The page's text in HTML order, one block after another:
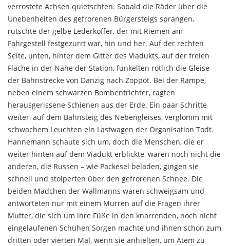
verrostete Achsen quietschten. Sobald die Räder über die
Unebenheiten des gefrorenen Bür­gersteigs sprangen,
rutschte der gelbe Lederkoffer, der mit Riemen am
Fahrgestell festgezurrt war, hin und her. Auf der rechten
Seite, unten, hinter dem Gitter des Viadukts, auf der freien
Fläche in der Nähe der Station, funkelten rötlich die Gleise
der Bahnstrecke von Danzig nach Zoppot. Bei der Rampe,
neben einem schwar­zen Bombentrichter, ragten
herausgerissene Schienen aus der Erde. Ein paar Schritte
weiter, auf dem Bahn­steig des Nebengleises, verglomm mit
schwachem Leuchten ein Lastwagen der Organisation Todt.
Hannemann schaute sich um, doch die Menschen, die er
weiter hinten auf dem Viadukt erblickte, waren noch nicht die
anderen, die Russen – wie Packesel beladen, gingen sie
schnell und stolperten über den gefro­renen Schnee. Die
beiden Mädchen der Wallmanns waren schweigsam und
antworteten nur mit einem Murren auf die Fragen ihrer
Mutter, die sich um ihre Füße in den knarrenden, noch nicht
eingelaufenen Schuhen Sorgen machte und ihnen schon zum
dritten oder vierten Mal, wenn sie anhielten, um Atem zu